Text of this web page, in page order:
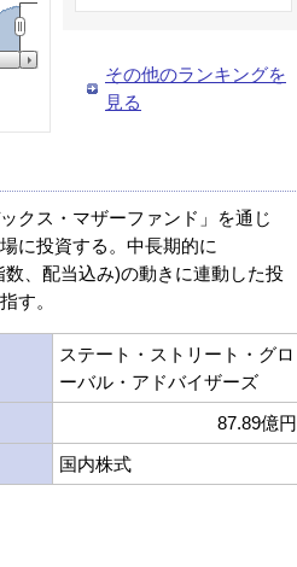
その他のランキングを
見る
クス・マザーファンド」を通じ
に投資する。中長期的に
、配当込み)の動きに連動した投
す。
ステート・ストリート・グロ
ーバル・アドバイザーズ
87.89億円
国内株式